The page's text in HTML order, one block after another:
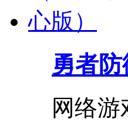
勇者
网络游